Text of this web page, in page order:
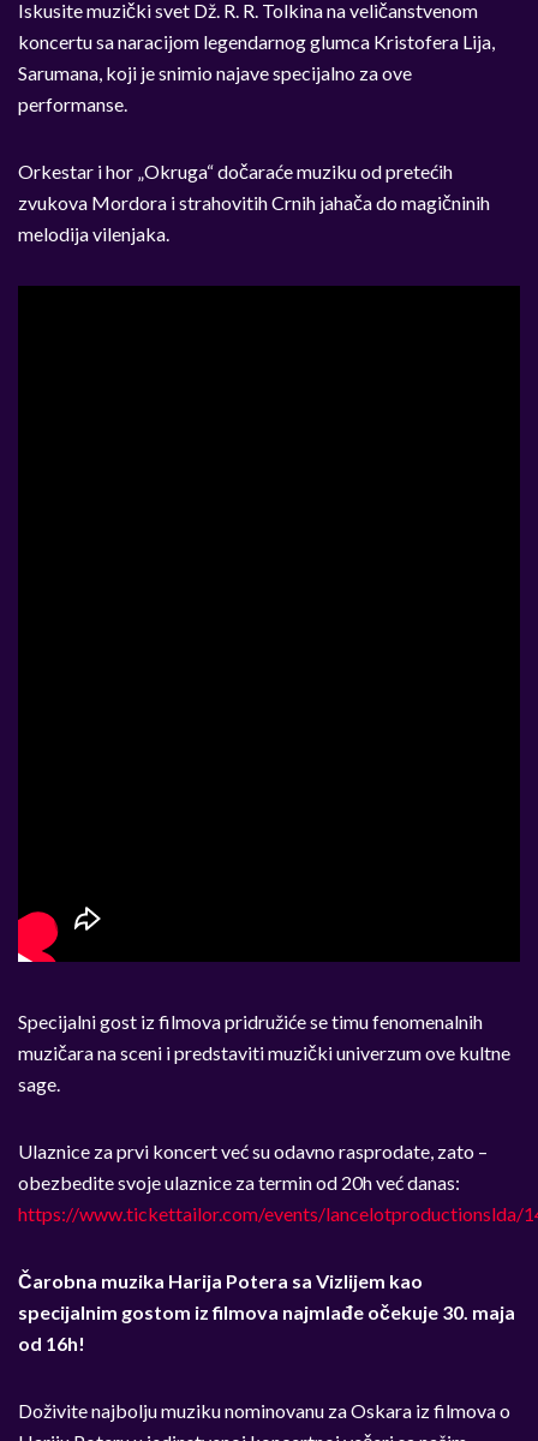
Iskusite muzički svet Dž. R. R. Tolkina na veličanstvenom
koncertu sa naracijom legendarnog glumca Kristofera Lija,
Sarumana, koji je snimio najave specijalno za ove
performanse.
Orkestar i hor „Okruga“ dočaraće muziku od pretećih
zvukova Mordora i strahovitih Crnih jahača do magičninih
melodija vilenjaka.
Specijalni gost iz filmova pridružiće se timu fenomenalnih
muzičara na sceni i predstaviti muzički univerzum ove kultne
sage.
Ulaznice za prvi koncert već su odavno rasprodate, zato –
obezbedite svoje ulaznice za termin od 20h već danas:
https://www.tickettailor.com/events/lancelotproductionslda/
Čarobna muzika Harija Potera sa Vizlijem kao
specijalnim gostom iz filmova najmlađe očekuje 30. maja
od 16h!
Doživite najbolju muziku nominovanu za Oskara iz filmova o